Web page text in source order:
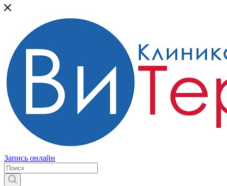
Запись онлайн